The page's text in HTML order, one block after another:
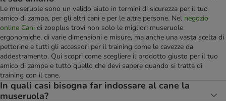
Le museruole sono un valido aiuto in termini di sicurezza per il tuo
amico di zampa, per gli altri cani e per le altre persone. Nel negozio
online Cani di zooplus trovi non solo le migliori museruole
ergonomiche, di varie dimensioni e misure, ma anche una vasta scelta di
pettorine e tutti gli accessori per il training come le cavezze da
addestramento. Qui scopri come scegliere il prodotto giusto per il tuo
amico di zampa e tutto quello che devi sapere quando si tratta di
training con il cane.
In quali casi bisogna far indossare al cane la
museruola?